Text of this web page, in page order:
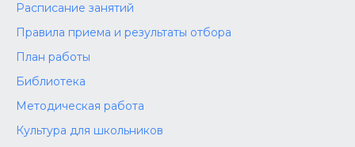
Расписание занятий
Правила приема и результаты отбора
План работы
Библиотека
Методическая работа
Культура для школьников